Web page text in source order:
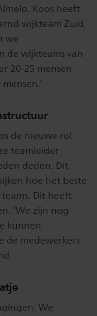
Koos heeft
wijkteam Zuid.
we
de wijkteams van
20-25 mensen
de nieuwe rol
teamleider
deden. Dit
hoe het beste
Dit heeft
‘We zijn nog
kunnen
de medewerkers
We